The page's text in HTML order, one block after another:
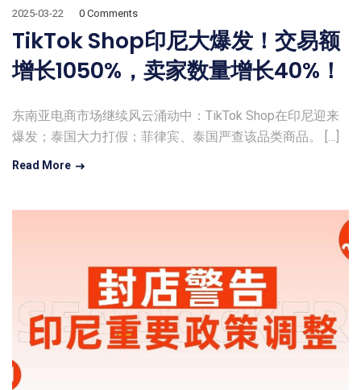
2025-03-22
0 Comments
TikTok Shop印尼大爆发！交易额
增长1050%，卖家数量增长40%！
东南亚电商市场继续风云涌动中：TikTok Shop在印尼迎来
爆发；泰国大力打假；菲律宾、泰国严查该品类商品。 […]
Read More